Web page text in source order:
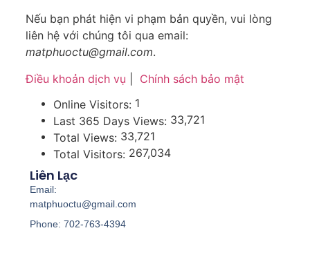
Nếu bạn phát hiện vi phạm bản quyền, vui lòng
liên hệ với chúng tôi qua email:
matphuoctu@gmail.com.
Điều khoản dịch vụ
Chính sách bảo mật
Online Visitors: 1
Last 365 Days Views: 33,721
Total Views: 33,721
Total Visitors: 267,034
Liên Lạc
Email:
matphuoctu@gmail.com
Phone: 702-763-4394